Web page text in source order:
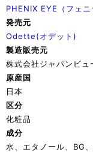
PHENIX EYE（フェニ
発売元
Odette(オデット)
製造販売元
株式会社ジャパンビュ
原産国
日本
区分
化粧品
成分
水、エタノール、BG